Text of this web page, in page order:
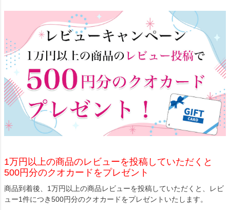
1万円以上の商品のレビューを投稿していただくと
500円分のクオカードをプレゼント
商品到着後、1万円以上の商品レビューを投稿していただくと、レビ
ュー1件につき500円分のクオカードをプレゼントいたします。